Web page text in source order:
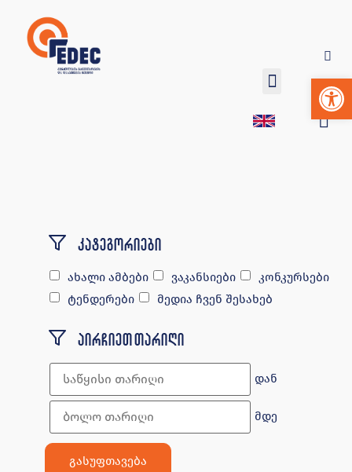
კატეგორიები
ახალი ამბები ვაკანსიები
კონკურსები
ტენდერები
მედია ჩვენ შესახებ
აირჩიეთ თარიღი
დან
მდე